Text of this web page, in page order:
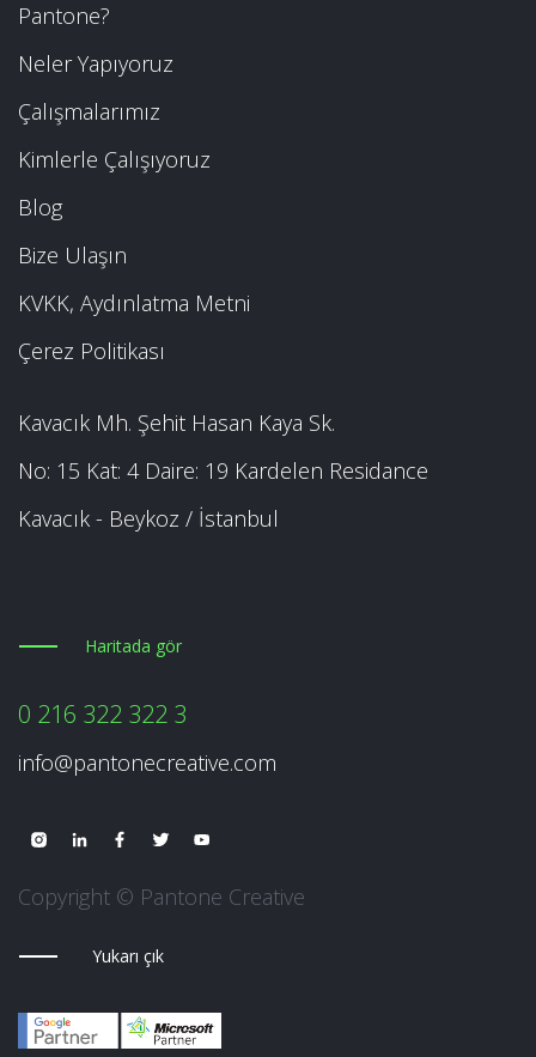
Pantone?
Neler Yapıyoruz
Çalışmalarımız
Kimlerle Çalışıyoruz
Blog
Bize Ulaşın
KVKK, Aydınlatma Metni
Çerez Politikası
Kavacık Mh. Şehit Hasan Kaya Sk.
No: 15 Kat: 4 Daire: 19 Kardelen Residance
Kavacık - Beykoz / İstanbul
Haritada gör
0 216 322 322 3
info@pantonecreative.com
Copyright © Pantone Creative
Yukarı çık